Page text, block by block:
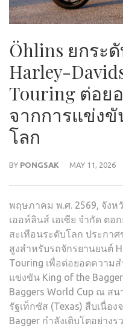
Öhlins ยกระ
Harley-
Touring ต่อย
จากการแข่งขั
โลก
BY PONGSAK MAY 11, 2026
พฤษภาคม พ.ศ. 2569, จังห
เออห์ลินส์ เอเซีย จำกัด ต
สะเทือนระดับโลก ประกา
สูงสำหรับรถจักรยานยนต์
Touring เพื่อต่อยอดความ
แข่งขัน King of the
Baggers World Cup ณ ส
รัฐเท็กซัส (Texas) สืบเนื่อ
Bagger กำลังเติบโตอย่าง